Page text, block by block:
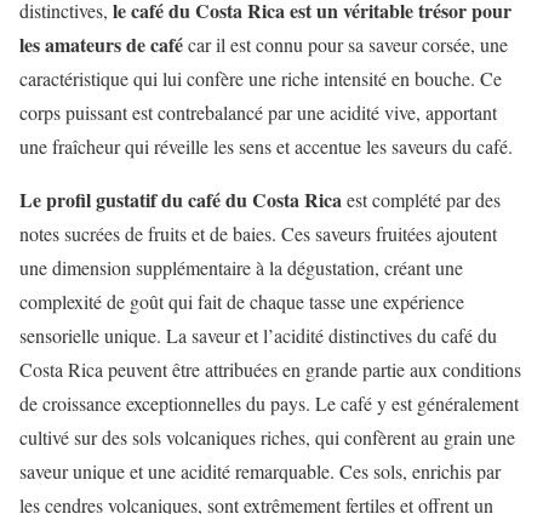
distinctives, le café du Costa Rica est un véritable trésor pour
les amateurs de cafécar il est connu pour sa saveur corsée, une
caractéristique qui lui confère une riche intensité en bouche. Ce
corps puissant est contrebalancé par une acidité vive, apportant
une fraîcheur qui réveille les sens et accentue les saveurs du café.
Le profil gustatif du café du Costa Ricaest complété par des
notes sucrées de fruits et de baies. Ces saveurs fruitées ajoutent
une dimension supplémentaire à la dégustation, créant une
complexité de goût qui fait de chaque tasse une expérience
sensorielle unique. La saveur et l’acidité distinctives du café du
Costa Rica peuvent être attribuées en grande partie aux conditions
de croissance exceptionnelles du pays. Le café y est généralement
cultivé sur des sols volcaniques riches, qui confèrent au grain une
saveur unique et une acidité remarquable. Ces sols, enrichis par
les cendres volcaniques, sont extrêmement fertiles et offrent un